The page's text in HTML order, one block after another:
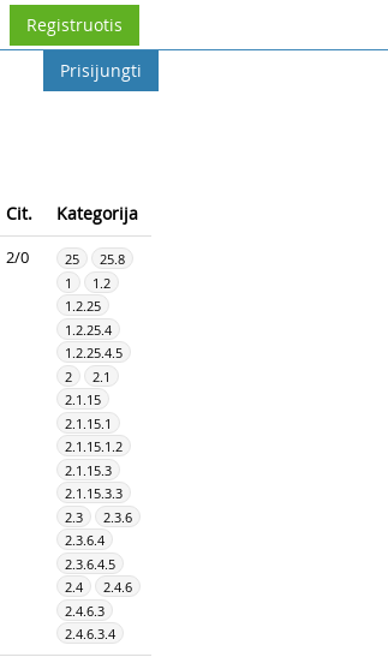
Registruotis
Prisijungti
Cit. Kategorija
2/0 25
25.8
1
1.2
1.2.25
1.2.25.4
1.2.25.4.5
2
2.1
2.1.15
2.1.15.1
2.1.15.1.2
2.1.15.3
2.1.15.3.3
2.3
2.3.6
2.3.6.4
2.3.6.4.5
2.4
2.4.6
2.4.6.3
2.4.6.3.4